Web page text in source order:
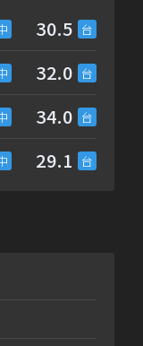
30.5
32.0
34.0
29.1